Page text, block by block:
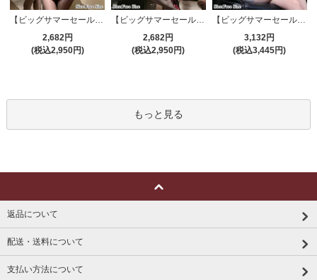
【ビッグサマーセール対象品】セクシーコスプレ(SEXYCOSPLAY) 4421
2,682円
(税込2,950円)
【ビッグサマーセール対象品】セクシーコスプレ(SEXYCOSPLAY) 4191
2,682円
(税込2,950円)
【ビッグサマーセール対象品】セクシーコスプレ(SEXYCOSPLAY) 4173
3,132円
(税込3,445円)
もっと見る
返品について
配送・送料について
支払い方法について